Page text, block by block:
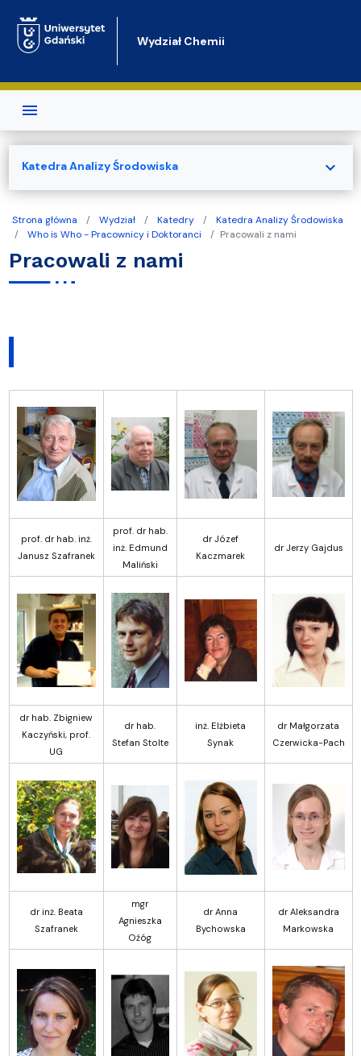
Wydział Chemii
Strona główna Wydział Katedry
Katedra Analizy Środowiska
Who is Who - Pracownicy i Doktoranci
Pracowali z nami
Pracowali z nami
prof. dr hab. inż.
Janusz Szafranek
prof. dr hab.
inż. Edmund
Maliński
dr Józef
Kaczmarek
dr Jerzy Gajdus
dr hab. Zbigniew
Kaczyński, prof.
UG
dr hab.
Stefan Stolte
inż. Elżbieta
Synak
dr Małgorzata
Czerwicka-Pach
dr inż. Beata
Szafranek
mgr
Agnieszka
Oźóg
dr Anna
Bychowska
dr Aleksandra
Markowska
Katedra Analizy Środowiska expand_more